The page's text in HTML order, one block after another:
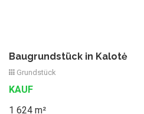
Baugrundstück in Kalotė
Grundstück
KAUF
1 624 m²